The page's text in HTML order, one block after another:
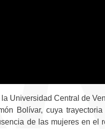
Universidad Central de
Bolívar, cuya
de las mujeres en el